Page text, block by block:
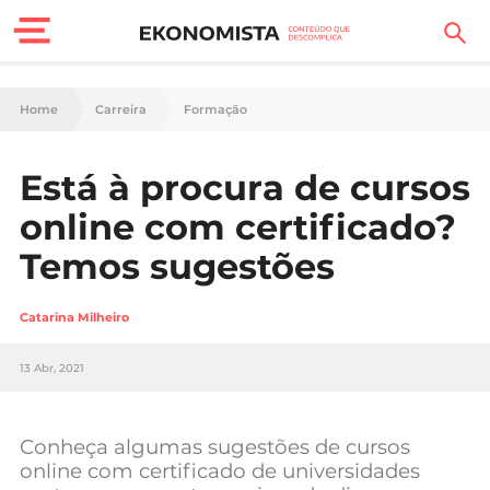
Finanças Pessoais
Carreira
Casa
Lifestyle
Sociedade
Negócios
Home Carreira Formação
Está à procura de cursos
online com certificado?
Temos sugestões
Catarina Milheiro
13 Abr, 2021
Conheça algumas sugestões de cursos
online com certificado de universidades